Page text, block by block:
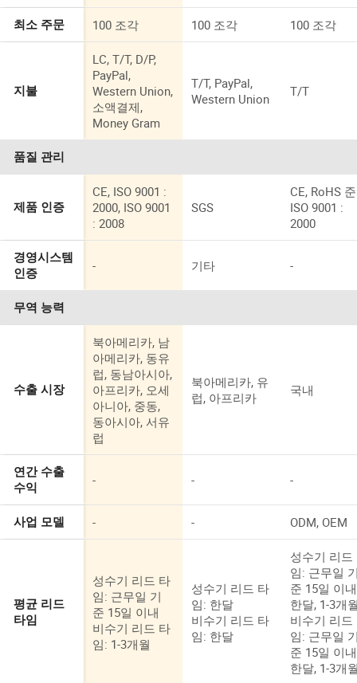
최소 주문 100 조각 100 조각 100 조각
지불
LC, T/T, D/P,
PayPal,
Western Union,
소액결제,
Money Gram
T/T, PayPal,
Western Union
T/T
품질 관리
제품 인증
CE, ISO 9001 :
2000, ISO 9001
: 2008
SGS
CE, RoHS
ISO 9001 :
2000
경영시스템
인증
- 기타 -
무역 능력
수출 시장
북아메리카, 남
아메리카, 동유
럽, 동남아시아,
아프리카, 오세
아니아, 중동,
동아시아, 서유
럽
북아메리카, 유
럽, 아프리카
국내
연간 수출
수익
- - -
사업 모델 - - ODM, OEM
평균 리드
타임
성수기 리드 타
임: 근무일 기
준 15일 이내
비수기 리드 타
임: 1-3개월
성수기 리드 타
임: 한달
비수기 리드 타
임: 한달
성수기 리드
임: 근무일
준 15일 이
한달, 1-3개
비수기 리드
임: 근무일
준 15일 이
한달, 1-3개